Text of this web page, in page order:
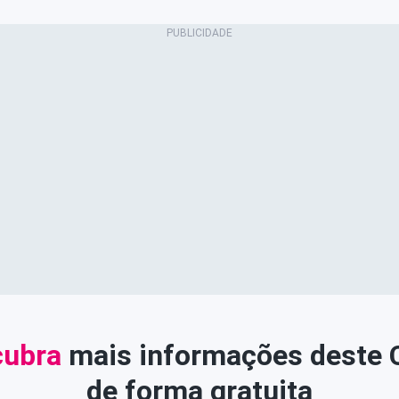
mais informações deste
de forma gratuita